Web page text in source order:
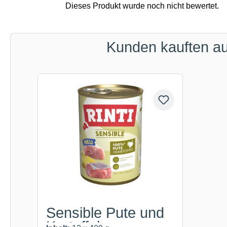
Kunden kauften
Produktgalerie überspringen
Sensible Pute und